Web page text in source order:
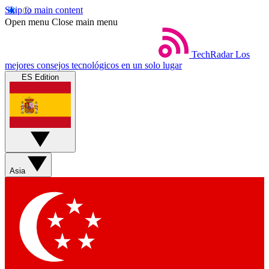
Skip to main content
Open menu Close main menu
TechRadar Los
mejores consejos tecnológicos en un solo lugar
ES Edition
Asia